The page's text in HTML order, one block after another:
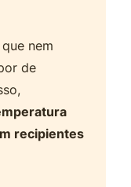
nem
de
recipientes